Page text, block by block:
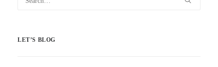
LET’S BLOG